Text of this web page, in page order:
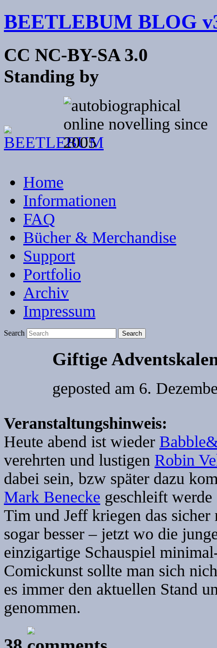
BEETLEBUM BLOG
CC NC-BY-SA 3.0
Standing by
Home
Informationen
FAQ
Bücher & Merchandise
Support
Portfolio
Archiv
Impressum
Search
Giftige
geposted am 6.
Veranstaltungshinweis:
Heute abend ist wieder
verehrten und lustigen Robin
dabei sein, bzw später dazu
Mark Benecke geschleift
Tim und Jeff kriegen das
sogar besser – jetzt wo die
einzigartige Schauspiel
Comickunst sollte man sich
es immer den aktuellen Stand
genommen.